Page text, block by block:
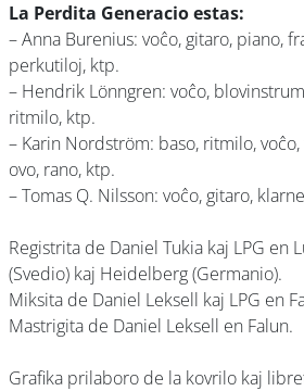
La Perdita Generacio estas:
– Anna Burenius: voĉo, gitaro, piano,
perkutiloj, ktp.
– Hendrik Lönngren: voĉo,
ritmilo, ktp.
– Karin Nordström: baso, ritmilo,
ovo, rano, ktp.
– Tomas Q. Nilsson: voĉo, gitaro,
Registrita de Daniel Tukia kaj LPG en
(Svedio) kaj Heidelberg (Germanio).
Miksita de Daniel Leksell kaj LPG en
Mastrigita de Daniel Leksell en Falun.
Grafika prilaboro de la kovrilo kaj